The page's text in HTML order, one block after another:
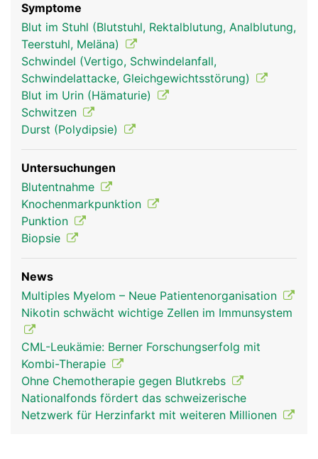
Symptome
Blut im Stuhl (Blutstuhl, Rektalblutung, Analblutung,
Teerstuhl, Meläna)
Schwindel (Vertigo, Schwindelanfall,
Schwindelattacke, Gleichgewichtsstörung)
Blut im Urin (Hämaturie)
Schwitzen
Durst (Polydipsie)
Untersuchungen
Blutentnahme
Knochenmarkpunktion
Punktion
Biopsie
News
Multiples Myelom – Neue Patientenorganisation
Nikotin schwächt wichtige Zellen im Immunsystem
CML-Leukämie: Berner Forschungserfolg mit
Kombi-Therapie
Ohne Chemotherapie gegen Blutkrebs
Nationalfonds fördert das schweizerische
Netzwerk für Herzinfarkt mit weiteren Millionen